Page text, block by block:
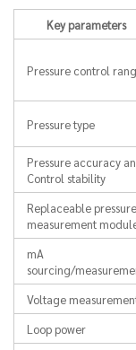
Key parameters
Pressure control
Pressure type
Pressure accuracy
Control stability
Replaceable pressure
measurement
mA
sourcing/
Voltage
Loop power